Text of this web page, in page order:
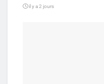
il y a 2 jours